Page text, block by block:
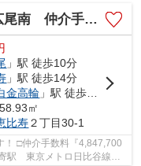
＋70万円現金プレゼント中
」駅 徒歩10分
」駅 徒歩14分
金高輪 」駅 徒歩15分
㎡
比寿２丁目30-1
！ □仲介手数料『4,847,700
寄駅 東京メトロ日比谷線